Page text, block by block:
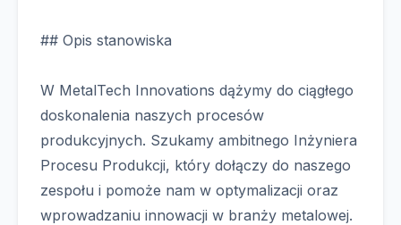
## Opis stanowiska
W MetalTech Innovations dążymy do ciągłego
doskonalenia naszych procesów
produkcyjnych. Szukamy ambitnego Inżyniera
Procesu Produkcji, który dołączy do naszego
zespołu i pomoże nam w optymalizacji oraz
wprowadzaniu innowacji w branży metalowej.